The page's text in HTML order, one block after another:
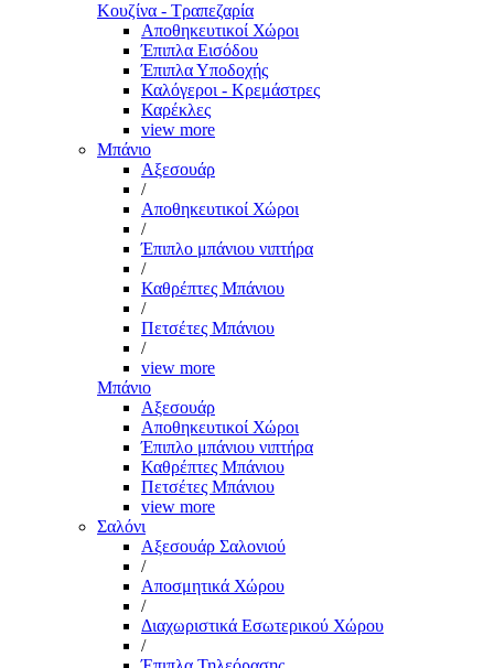
Κουζίνα - Τραπεζαρία
Αποθηκευτικοί Χώροι
Έπιπλα Εισόδου
Έπιπλα Υποδοχής
Καλόγεροι - Κρεμάστρες
Καρέκλες
view more
Μπάνιο
Αξεσουάρ
/
Αποθηκευτικοί Χώροι
/
Έπιπλο μπάνιου νιπτήρα
/
Καθρέπτες Μπάνιου
/
Πετσέτες Μπάνιου
/
view more
Μπάνιο
Αξεσουάρ
Αποθηκευτικοί Χώροι
Έπιπλο μπάνιου νιπτήρα
Καθρέπτες Μπάνιου
Πετσέτες Μπάνιου
view more
Σαλόνι
Αξεσουάρ Σαλονιού
/
Αποσμητικά Χώρου
/
Διαχωριστικά Εσωτερικού Χώρου
/